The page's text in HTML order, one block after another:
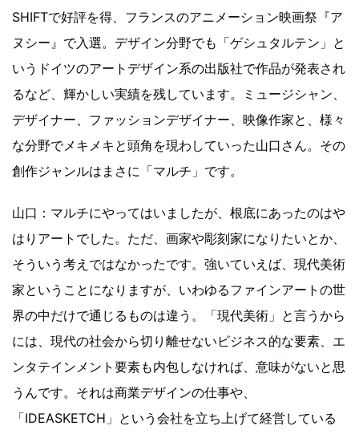
SHIFTで好評を得、フランスのアニメーション映画祭『ア
ヌシー』で入選。デザイン分野でも「ゲシュタルテン」と
いうドイツのアートデザイン系の出版社で作品が発表され
るなど、輝かしい実績を残しています。ミュージシャン、
デザイナー、ファッションデザイナー、映像作家と、様々
な分野でメキメキと頭角を現わしていった山口さん。その
創作ジャンルはまさに「マルチ」です。
山口：マルチにやってはいましたが、根底にあったのはや
はりアートでした。ただ、画家や彫刻家になりたいとか、
そういう考えではなかったです。強いていえば、現代美術
家ということになりますが、いわゆるファインアートの世
界の中だけで通じるものは違う。「現代美術」と言うから
には、現代の社会から切り離せないビジネス的な要素、エ
ンタテインメント要素も内包しなければ、意味がないと思
うんです。それは商業デザインの仕事や、
「IDEASKETCH」という会社を立ち上げて経営している